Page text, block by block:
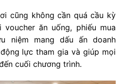
cũng không cần quá cầu kỳ
ăn uống, phiếu mua
niệm mang dấu ấn doanh
lực tham gia và giúp mọi
cuối chương trình.